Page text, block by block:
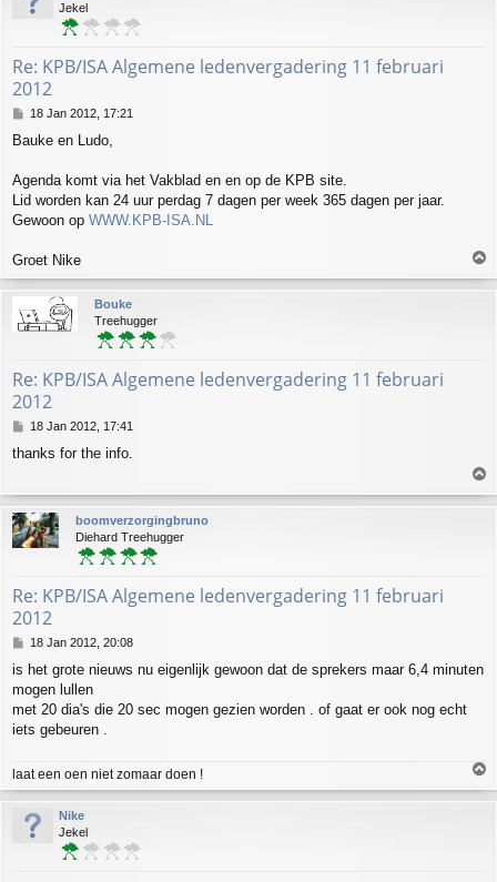
Jekel
Re: KPB/ISA Algemene ledenvergadering 11 februari
2012
P
s
18 Jan 2012, 17:21
Bauke en Ludo,
Agenda komt via het Vakblad en en op de KPB site.
Lid worden kan 24 uur perdag 7 dagen per week 365 dagen per jaar.
Gewoon op WWW.KPB-ISA.NL
Groet Nike
o
p
Bouke
Treehugger
Re: KPB/ISA Algemene ledenvergadering 11 februari
2012
P
s
18 Jan 2012, 17:41
thanks for the info.
o
p
boomverzorgingbruno
Diehard Treehugger
Re: KPB/ISA Algemene ledenvergadering 11 februari
2012
P
s
t
18 Jan 2012, 20:08
is het grote nieuws nu eigenlijk gewoon dat de sprekers maar 6,4 minuten
mogen lullen
met 20 dia's die 20 sec mogen gezien worden . of gaat er ook nog echt
iets gebeuren .
laat een oen niet zomaar doen !
p
Nike
Jekel